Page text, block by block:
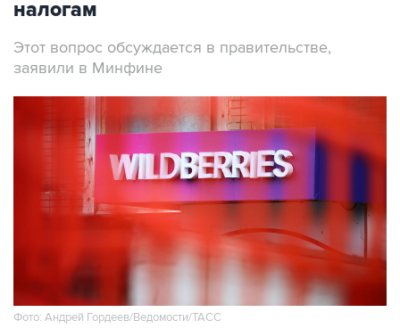
Этот вопрос обсуждается в правительстве,
Фото: Андрей Гордеев/Ведомости/ТАСС
Москва. 6 августа. INTERFAX.RU - Налоговые